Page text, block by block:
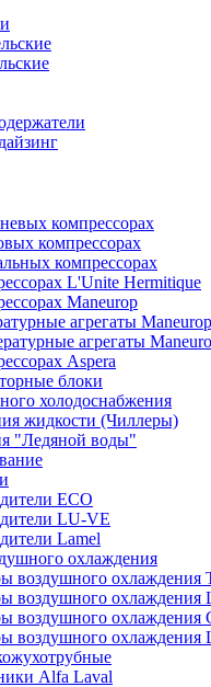
компрессорах
компрессорах
компрессорах
L'Unite Hermitique
Maneurop
агрегаты Maneurop
агрегаты
Aspera
блоки
холодоснабжения
жидкости (Чиллеры)
"Ледяной воды"
EСО
LU-VE
Lamel
охлаждения
воздушного охлаждения
воздушного
воздушного охлаждения
воздушного
Alfa Laval